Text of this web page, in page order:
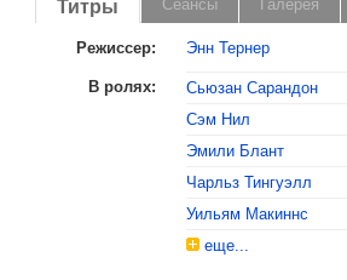
Титры Сеансы Галерея
Режиссер: Энн Тернер
В ролях: Сьюзан Сарандон
Сэм Нил
Эмили Блант
Чарльз Тингуэлл
Уильям Макиннс
еще...